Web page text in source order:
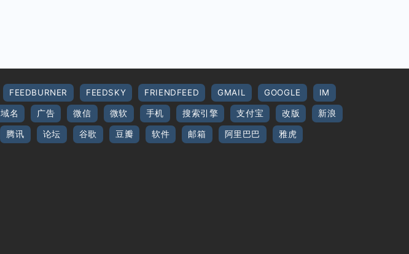
FEEDBURNER FEEDSKY FRIENDFEED GMAIL GOOGLE IM
域名 广告 微信 微软 手机 搜索引擎 支付宝 改版 新浪
腾讯 论坛 谷歌 豆瓣 软件 邮箱 阿里巴巴 雅虎